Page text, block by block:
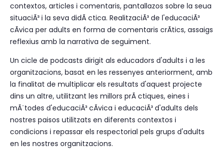
contextos, articles i comentaris, pantallazos sobre la seua
situaciÃ³ i la seva didÃ ctica. RealitzaciÃ³ de l'educaciÃ³
cÃ­vica per adults en forma de comentaris crÃ­tics, assaigs
reflexius amb la narrativa de seguiment.
Un cicle de podcasts dirigit als educadors d'adults i a les
organitzacions, basat en les ressenyes anteriorment, amb
la finalitat de multiplicar els resultats d'aquest projecte
dins un altre, utilitzant les millors prÃ ctiques, eines i
mÃ¨todes d'educaciÃ³ cÃ­vica i educaciÃ³ d'adults dels
nostres paisos utilitzats en diferents contextos i
condicions i repassar els respectorial pels grups d'adults
en les nostres organitzacions.